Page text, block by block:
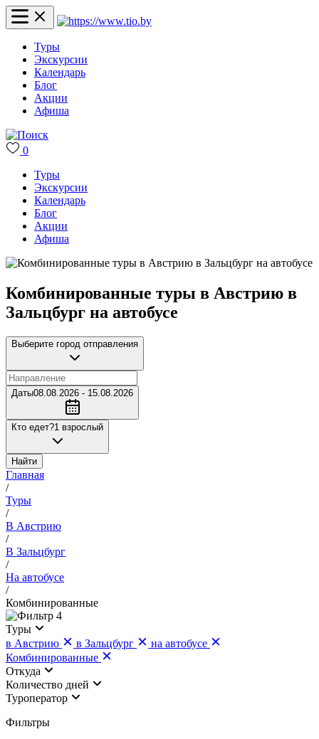
Туры
Экскурсии
Календарь
Блог
Акции
Афиша
0
Туры
Экскурсии
Календарь
Блог
Акции
Афиша
Комбинированные туры в Австрию в
Зальцбург на автобусе
Выберите город отправления
Даты08.08.2026 - 15.08.2026
Кто едет?1 взрослый
Найти
Главная
/
Туры
/
В Австрию
/
В Зальцбург
/
На автобусе
/
Комбинированные
4
Туры
в Австрию
в Зальцбург
на автобусе
Комбинированные
Откуда
Количество дней
Туроператор
Фильтры